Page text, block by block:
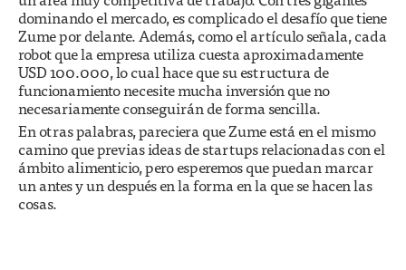
dominando el mercado, es complicado el desafío que tiene
Zume por delante. Además, como el artículo señala, cada
robot que la empresa utiliza cuesta aproximadamente
USD 100.000, lo cual hace que su estructura de
funcionamiento necesite mucha inversión que no
necesariamente conseguirán de forma sencilla.
En otras palabras, pareciera que Zume está en el mismo
camino que previas ideas de startups relacionadas con el
ámbito alimenticio, pero esperemos que puedan marcar
un antes y un después en la forma en la que se hacen las
cosas.